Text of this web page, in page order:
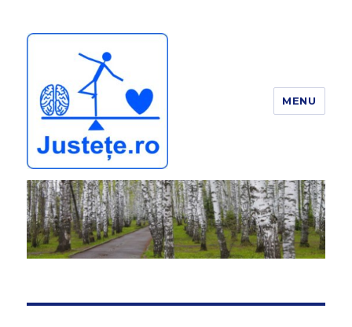
JUSTEȚE
MENU